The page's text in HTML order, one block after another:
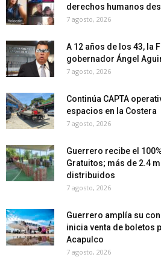
derechos humanos
7 agosto, 2026
A 12 años de los 43, la
gobernador Ángel
7 agosto, 2026
Continúa CAPTA
espacios en la Costera
7 agosto, 2026
Guerrero recibe el
Gratuitos; más de 2.4
distribuidos
7 agosto, 2026
Guerrero amplía su
inicia venta de boletos
Acapulco
7 agosto, 2026